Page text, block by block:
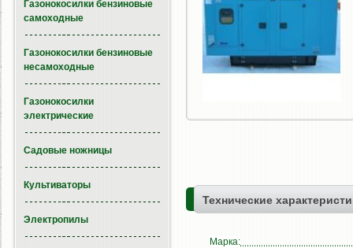
Технические
Марка:
Газонокосилки бензиновые
самоходные
Газонокосилки бензиновые
несамоходные
Газонокосилки
электрические
Садовые ножницы
Культиваторы
Электропилы